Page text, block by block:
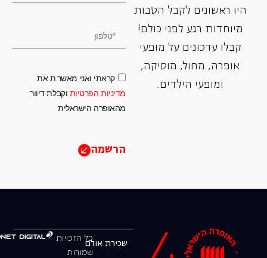
היו ראשונים לקבל הטבות
מיוחדות רגע לפני כולם!
קבלו עדכונים על מופעי
אופרה, ‏מחול, ‏מוסיקה,
ומופעי הילדים.
קראתי ואני מאשר.ת את
מדיניות הפרטיות וקבלת דיוור
מהאופרה הישראלית
הרשמה
כל הזכויות
שמורות
שכירת אולם